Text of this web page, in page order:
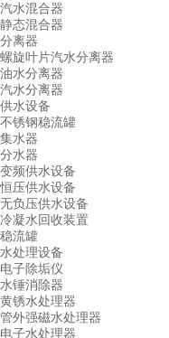
汽水混合器
静态混合器
分离器
螺旋叶片汽水分离器
油水分离器
汽水分离器
供水设备
不锈钢稳流罐
集水器
分水器
变频供水设备
恒压供水设备
无负压供水设备
冷凝水回收装置
稳流罐
水处理设备
电子除垢仪
水锤消除器
黄锈水处理器
管外强磁水处理器
电子水处理器